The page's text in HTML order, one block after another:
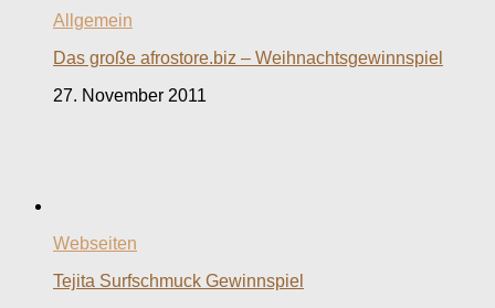
Allgemein
Das große afrostore.biz – Weihnachtsgewinnspiel
27. November 2011
Webseiten
Tejita Surfschmuck Gewinnspiel